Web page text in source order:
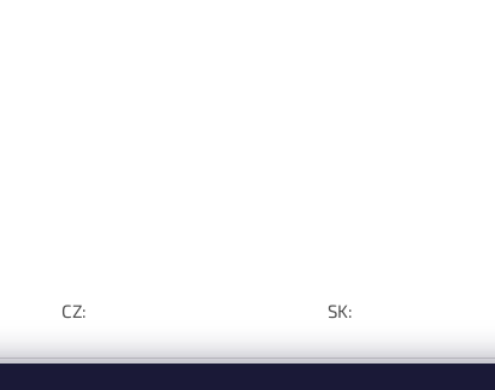
CZ: SK: